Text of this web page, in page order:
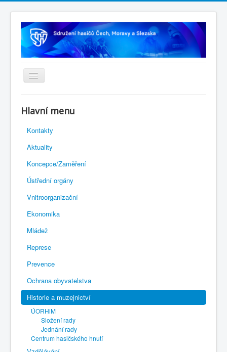
Rejstřík sportu
Novelizace Stanov SH ČMS
Plán činnosti 2026
Kalendář akcí
Výhody pro členy
Portál REDENOX
Hlavní menu
Kontakty
Aktuality
Koncepce/Zaměření
Ústřední orgány
Vnitroorganizační
Ekonomika
Mládež
Represe
Prevence
Ochrana obyvatelstva
Historie a muzejnictví
ÚORHiM
Složení rady
Jednání rady
Centrum hasičského hnutí